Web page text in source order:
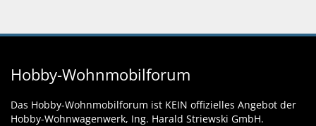
Hobby-Wohnmobilforum
Das Hobby-Wohnmobilforum ist KEIN offizielles Angebot der
Hobby-Wohnwagenwerk, Ing. Harald Striewski GmbH.